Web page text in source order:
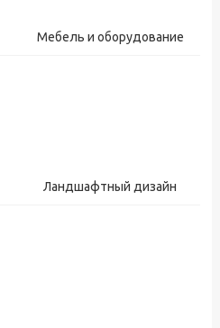
Мебель и оборудование
Ландшафтный дизайн